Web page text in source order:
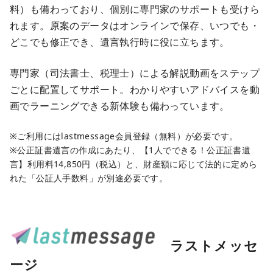
料）も備わっており、個別に専門家のサポートも受けら
れます。原案のデータはオンラインで保存、いつでも・
どこでも修正でき、遺言執行時に役に立ちます。
専門家（司法書士、税理士）による解説動画をステップ
ごとに配置してサポート。わかりやすいアドバイスを動
画でラーニングできる新体験も備わっています。
※ご利用にはlastmessage会員登録（無料）が必要です。
※公正証書遺言の作成にあたり、【1人でできる！公正証書遺
言】利用料14,850円（税込）と、財産額に応じて法的に定めら
れた「公証人手数料」が別途必要です。
ラストメッセ
ージ